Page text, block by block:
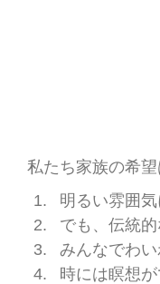
私たち家族の希望
明るい雰囲
でも、伝統
みんなでわ
時には瞑想